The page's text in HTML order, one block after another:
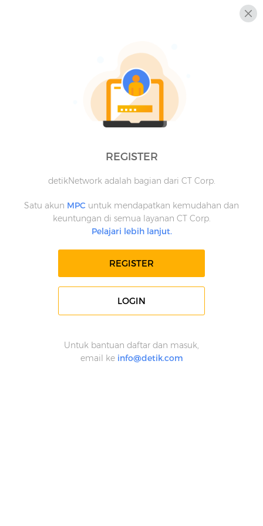
REGISTER
detikNetwork adalah bagian dari CT Corp.
Satu akun MPC untuk mendapatkan kemudahan dan
keuntungan di semua layanan CT Corp.
Pelajari lebih lanjut.
REGISTER
LOGIN
Untuk bantuan daftar dan masuk,
email ke info@detik.com